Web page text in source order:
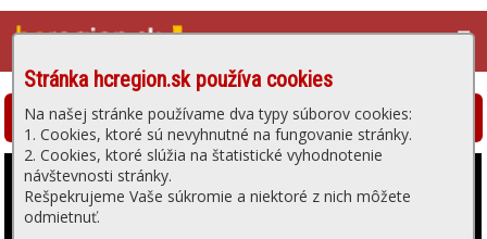
☰
Stránka hcregion.sk používa cookies
Na našej stránke používame dva typy súborov cookies:
1. Cookies, ktoré sú nevyhnutné na fungovanie stránky.
2. Cookies, ktoré slúžia na štatistické vyhodnotenie
návštevnosti stránky.
Rešpekrujeme Vaše súkromie a niektoré z nich môžete
odmietnuť.
Hlohovská televízia - prehrávanie videa